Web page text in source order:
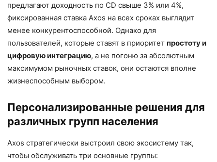
предлагают доходность по CD свыше 3% или 4%,
фиксированная ставка Axos на всех сроках выглядит
менее конкурентоспособной. Однако для
пользователей, которые ставят в приоритет простоту и
цифровую интеграцию, а не погоню за абсолютным
максимумом рыночных ставок, они остаются вполне
жизнеспособным выбором.
Персонализированные решения для
различных групп населения
Axos стратегически выстроил свою экосистему так,
чтобы обслуживать три основные группы: